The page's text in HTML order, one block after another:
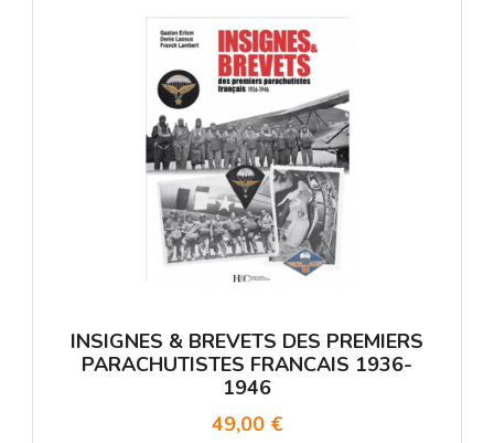
INSIGNES & BREVETS DES PREMIERS
PARACHUTISTES FRANCAIS 1936-
1946
49,00 €